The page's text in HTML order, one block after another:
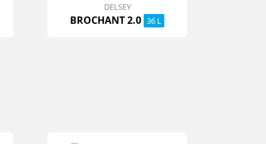
DELSEY
BROCHANT 2.0 36 L